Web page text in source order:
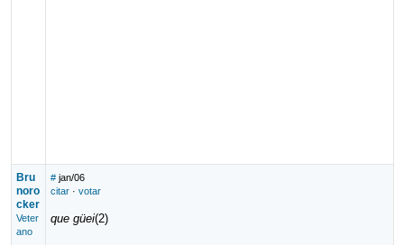
Bru
noro
cker
Veter
ano
# jan/06
citar· votar
que güei(2)